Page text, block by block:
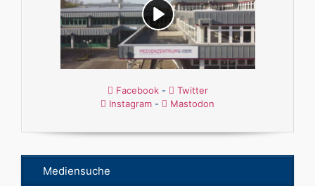
Facebook-
Twitter
Instagram - Mastodon
Mediensuche